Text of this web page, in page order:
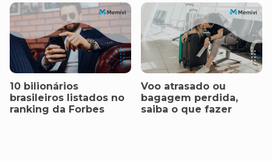
10 bilionários
brasileiros listados no
ranking da Forbes
Voo atrasado ou
bagagem perdida,
saiba o que fazer